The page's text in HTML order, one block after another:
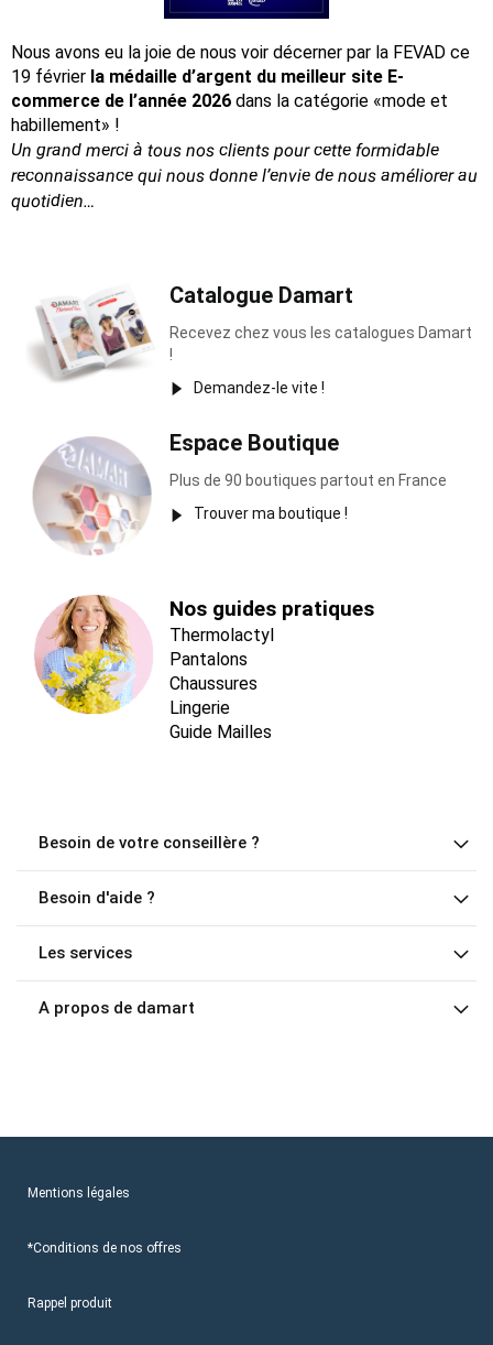
Nous avons eu la joie de nous voir décerner par la FEVAD ce
19 février la médaille d’argent du meilleur site E-
commerce de l’année 2026 dans la catégorie «mode et
habillement» !
Un grand merci à tous nos clients pour cette formidable
reconnaissancequi nous donne l’envie de nous améliorer au
quotidien…
Catalogue Damart
Recevez chez vous les catalogues Damart
!
Demandez-le vite !
Espace Boutique
Plus de 90 boutiques partout en France
Trouver ma boutique !
Nos guides pratiques
Thermolactyl
Pantalons
Chaussures
Lingerie
Guide Mailles
Besoin de votre conseillère ?
Besoin d'aide ?
Les services
A propos de damart
Mentions légales
*Conditions de nos offres
Rappel produit